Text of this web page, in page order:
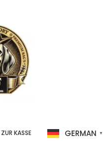
KASSE GERMAN ▼